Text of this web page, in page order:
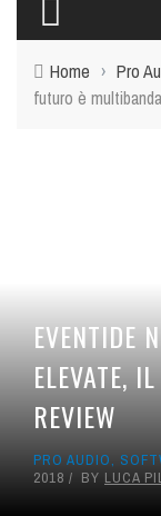
Home › Pro
futuro è
EVENTIDE
ELEVATE,
REVIEW
PRO AUDIO,
2018
BY LUCA